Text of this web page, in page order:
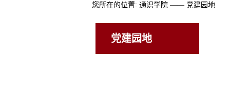
您所在的位置:通识学院 —— 党建园地
党建园地